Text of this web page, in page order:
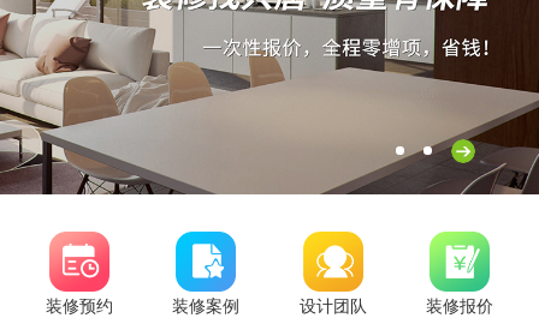
装修预约 装修案例 设计团队 装修报价